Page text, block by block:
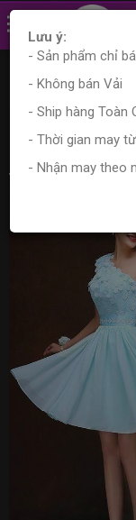
Trang chủ
Váy phù dâu dáng
váy phù
Lưu ý:
- Sản phẩm chỉ
- Không bán Vải
- Ship hàng Toàn
- Thời gian may
- Nhận may theo